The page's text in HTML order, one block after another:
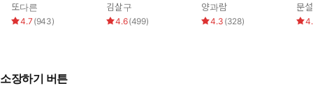
또다른
4.7 (943)
김살구
4.6(499)
양과람
4.3 (328)
문
소장하기 버튼